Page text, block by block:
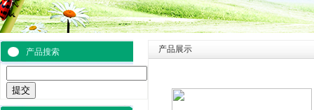
产品搜索 产品展示